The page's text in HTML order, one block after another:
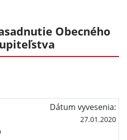
Obecného
Dátum vyvesenia:
27.01.2020